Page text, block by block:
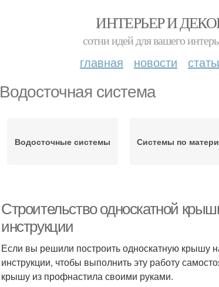
ИНТЕРЬЕР И
сотни идей для вашего
главная новости
Водосточная система
Водосточные системы Системы по
Строительство односкатной
инструкции
Если вы решили построить односкатную крышу
инструкции, чтобы выполнить эту работу
крышу из профнастила своими руками.